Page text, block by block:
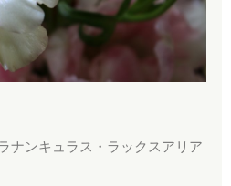
ナンキュラス・ラックスアリア